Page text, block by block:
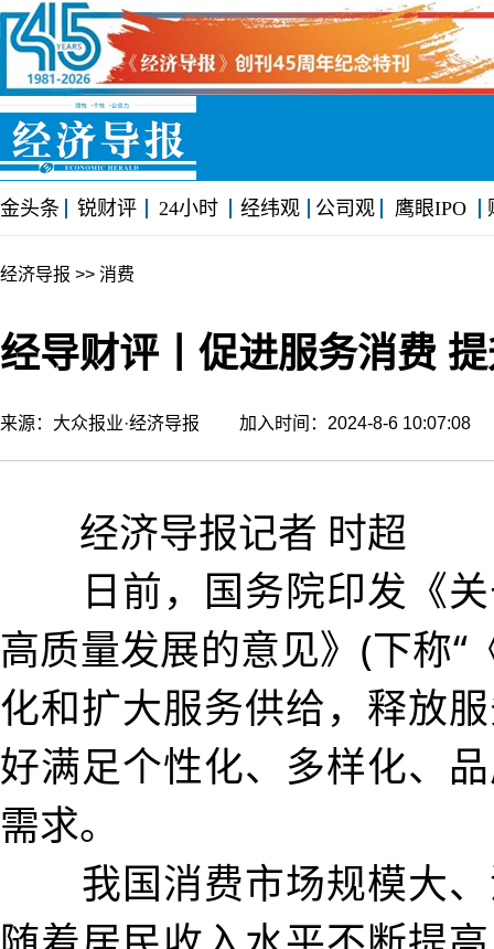
金头条 锐财评 24小时 经纬观 公司观 鹰眼IPO
经济导报 >> 消费
经导财评丨促进服务消费
来源：大众报业·经济导报 加入时间：2024-8-6
经济导报记者 时超
日前，国务院印发《关
高质量发展的意见》(下称“
化和扩大服务供给，释放
好满足个性化、多样化、
需求。
我国消费市场规模大、